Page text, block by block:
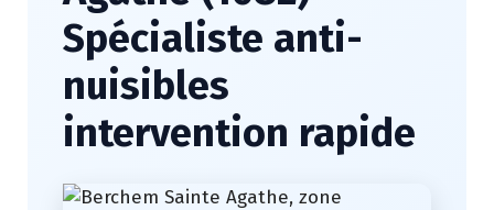
Spécialiste anti-
nuisibles
intervention rapide